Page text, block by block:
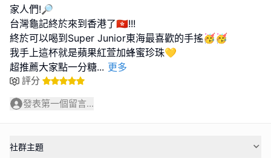
家人們!🔎
台灣龜記終於來到香港了🇭🇰!!!
終於可以喝到Super Junior東海最喜歡的手搖🥳🥳
我手上這杯就是蘋果紅萱加蜂蜜珍珠💛
超推薦大家點一分糖... 更多
評分
發表第一個留言...
社群主題